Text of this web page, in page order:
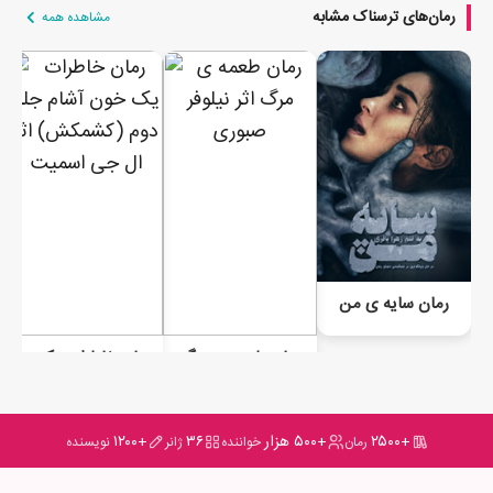
چی گفتم؟؟
فریبا داد کشید:ولم کن ببینم...ولم کن بهداد هم داد کشید:ولت
نمیکنم...فهمیدی؟؟ولت نمیکنم
فریبا خشک شد:از اولم اشتباه کردم که بهت رو زدم...خواهر من
مرده...کشتنش میفهمی؟؟بهداد با خنده ی عصبی گفت:توهم
توهم....همیشه توی توهم هستی...نه؟؟؟فریبا که به خودش مسلط
شده بود گفت:این اواخر باهم چت میکردیم...
-چی؟؟
-شنیدی....فهیمه مشکوک بود حرفای عجیب میزد ....اخرین چیزی که
گفته بود این بود که اگر چیزی شد اتفاقی نیست و یه بلایی سرش
نمیدانست فریبا تا چه حد سلامت عقل دارد؟؟هنوز نمیتوانست حرف
هایش را باور کند بی مقدمه گفت:دستات چی شدن؟؟
رمان‌های ترسناک مشابه مشاهده همه
رمان سایه ی من
رمان طعمه ی مرگ
+۲۵۰۰ رمان +۵۰۰ هزار خواننده ۳۶ژانر +۱۲۰۰ نویسنده